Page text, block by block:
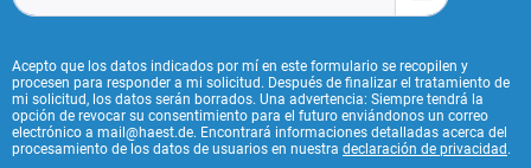
Acepto que los datos indicados por mí en este formulario se recopilen y
procesen para responder a mi solicitud. Después de finalizar el tratamiento de
mi solicitud, los datos serán borrados. Una advertencia: Siempre tendrá la
opción de revocar su consentimiento para el futuro enviándonos un correo
electrónico a mail@haest.de. Encontrará informaciones detalladas acerca del
procesamiento de los datos de usuarios en nuestra declaración de privacidad .